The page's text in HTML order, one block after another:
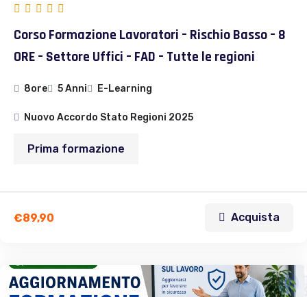
Corso Formazione Lavoratori – Rischio Basso – 8
ORE – Settore Uffici – FAD – Tutte le regioni
8ore 5 Anni E-Learning
Nuovo Accordo Stato Regioni 2025
Prima formazione
€89,90 Acquista